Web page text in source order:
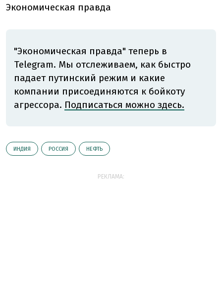
Экономическая правда
"Экономическая правда" теперь в
Telegram. Мы отслеживаем, как быстро
падает путинский режим и какие
компании присоединяются к бойкоту
агрессора. Подписаться можно здесь.
ИНДИЯ РОССИЯ НЕФТЬ
РЕКЛАМА: